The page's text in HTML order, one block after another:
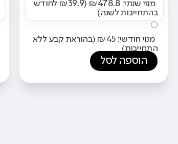
מנוי שנתי: ₪478.8 (₪39.9 לחודש
בהתחייבות לשנה)
מנוי חודשי: ₪45 (בהוראת קבע ללא
התחייבות)
הוספה לסל